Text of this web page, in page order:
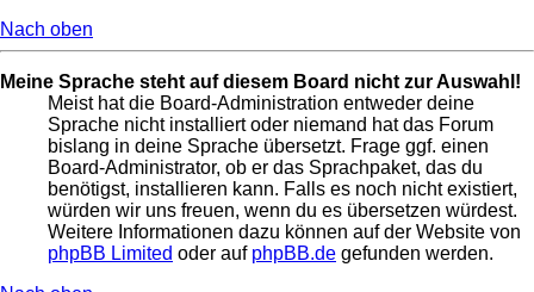
Nach oben
Meine Sprache steht auf diesem Board nicht zur Auswahl!
Meist hat die Board-Administration entweder deine
Sprache nicht installiert oder niemand hat das Forum
bislang in deine Sprache übersetzt. Frage ggf. einen
Board-Administrator, ob er das Sprachpaket, das du
benötigst, installieren kann. Falls es noch nicht existiert,
würden wir uns freuen, wenn du es übersetzen würdest.
Weitere Informationen dazu können auf der Website von
phpBB Limited oder auf phpBB.de gefunden werden.